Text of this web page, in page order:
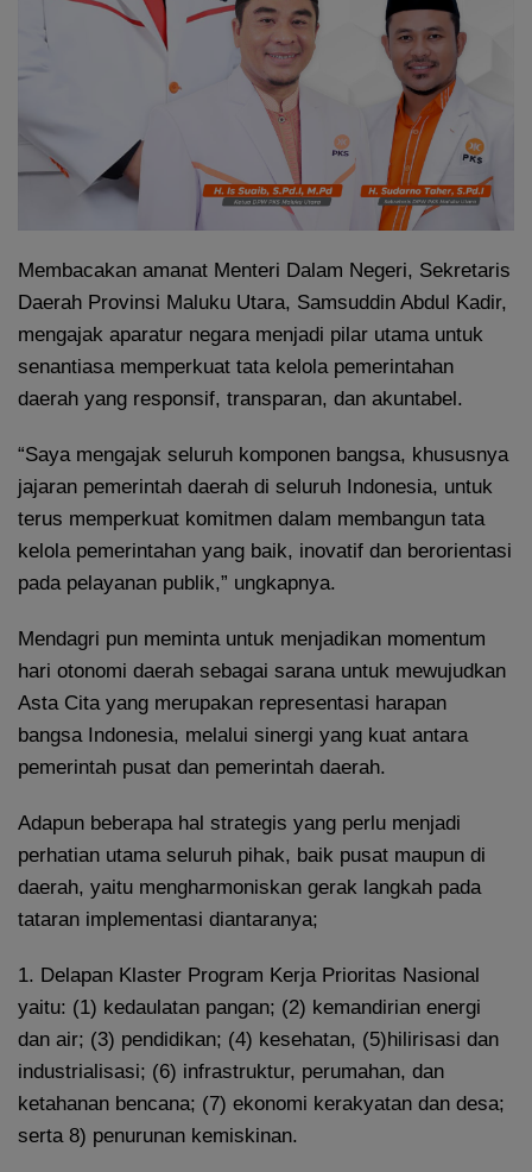
Membacakan amanat Menteri Dalam Negeri, Sekretaris
Daerah Provinsi Maluku Utara, Samsuddin Abdul Kadir,
mengajak aparatur negara menjadi pilar utama untuk
senantiasa memperkuat tata kelola pemerintahan
daerah yang responsif, transparan, dan akuntabel.
“Saya mengajak seluruh komponen bangsa, khususnya
jajaran pemerintah daerah di seluruh Indonesia, untuk
terus memperkuat komitmen dalam membangun tata
kelola pemerintahan yang baik, inovatif dan berorientasi
pada pelayanan publik,” ungkapnya.
Mendagri pun meminta untuk menjadikan momentum
hari otonomi daerah sebagai sarana untuk mewujudkan
Asta Cita yang merupakan representasi harapan
bangsa Indonesia, melalui sinergi yang kuat antara
pemerintah pusat dan pemerintah daerah.
Adapun beberapa hal strategis yang perlu menjadi
perhatian utama seluruh pihak, baik pusat maupun di
daerah, yaitu mengharmoniskan gerak langkah pada
tataran implementasi diantaranya;
1. Delapan Klaster Program Kerja Prioritas Nasional
yaitu: (1) kedaulatan pangan; (2) kemandirian energi
dan air; (3) pendidikan; (4) kesehatan, (5)hilirisasi dan
industrialisasi; (6) infrastruktur, perumahan, dan
ketahanan bencana; (7) ekonomi kerakyatan dan desa;
serta 8) penurunan kemiskinan.